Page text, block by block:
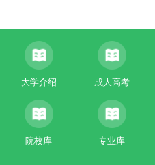
大学介绍 成人高考
院校库 专业库